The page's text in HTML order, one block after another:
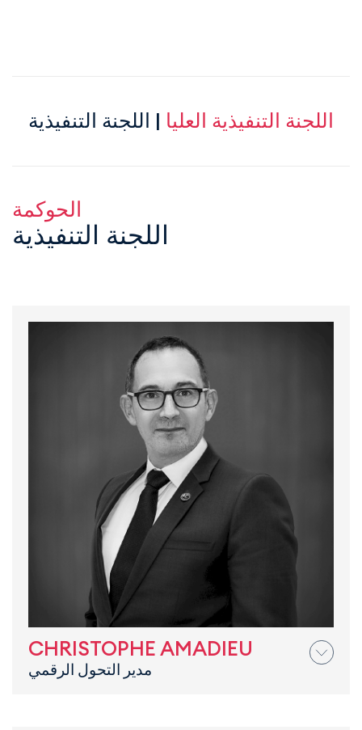
اللجنة التنفيذية العليا | اللجنة التنفيذية
الحوكمة
اللجنة التنفيذية
CHRISTOPHE AMADIEU
مدير التحول الرقمي